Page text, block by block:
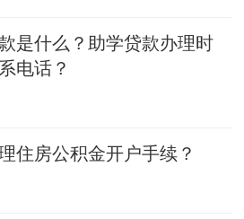
是什么？助学贷款办理时
电话？
住房公积金开户手续？